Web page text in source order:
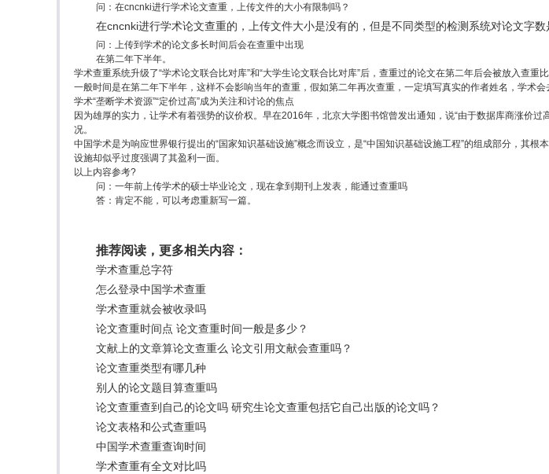
问：在cncnki进行学术论文查重，上传文件的大小有限制吗？
在cncnki进行学术论文查重的，上传文件大小是没有的，但是不同类型的检测系统对论文字数
问：上传到学术的论文多长时间后会在查重中出现
在第二年下半年。
学术查重系统升级了“学术论文联合比对库”和“大学生论文联合比对库”后，查重过的论文在第二年后会被放入查重
一般时间是在第二年下半年，这样不会影响当年的查重，假如第二年再次查重，一定填写真实的作者姓名，学术
学术“垄断学术资源”“定价过高”成为关注和讨论的焦点
因为雄厚的实力，让学术有着强势的议价权。早在2016年，北京大学图书馆曾发出通知，说“由于数据库商涨价
况。
中国学术是为响应世界银行提出的“国家知识基础设施”概念而设立，是“中国知识基础设施工程”的组成部分，其
设施却似乎过度强调了其盈利一面。
以上内容参考?
问：一年前上传学术的硕士毕业论文，现在拿到期刊上发表，能通过查重吗
答：肯定不能，可以考虑重新写一篇。
推荐阅读，更多相关内容：
学术查重总字符
怎么登录中国学术查重
学术查重就会被收录吗
论文查重时间点 论文查重时间一般是多少？
文献上的文章算论文查重么 论文引用文献会查重吗？
论文查重类型有哪几种
别人的论文题目算查重吗
论文查重查到自己的论文吗 研究生论文查重包括它自己出版的论文吗？
论文表格和公式查重吗
中国学术查重查询时间
学术查重有全文对比吗